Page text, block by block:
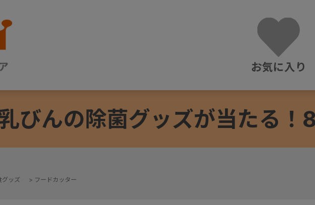
お気に入り
びんの除菌グッズが当たる
グッズ > フードカッター